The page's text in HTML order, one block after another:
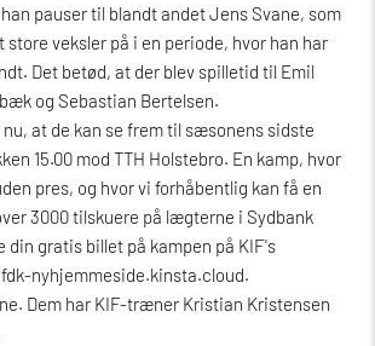
pauser til blandt andet Jens Svane, som
store veksler på i en periode, hvor han har
Det betød, at der blev spilletid til Emil
og Sebastian Bertelsen.
at de kan se frem til sæsonens sidste
15.00 mod TTH Holstebro. En kamp, hvor
pres, og hvor vi forhåbentlig kan få en
3000 tilskuere på lægterne i Sydbank
din gratis billet på kampen på KIF's
nyhjemmeside.kinsta.cloud.
Dem har KIF-træner Kristian Kristensen